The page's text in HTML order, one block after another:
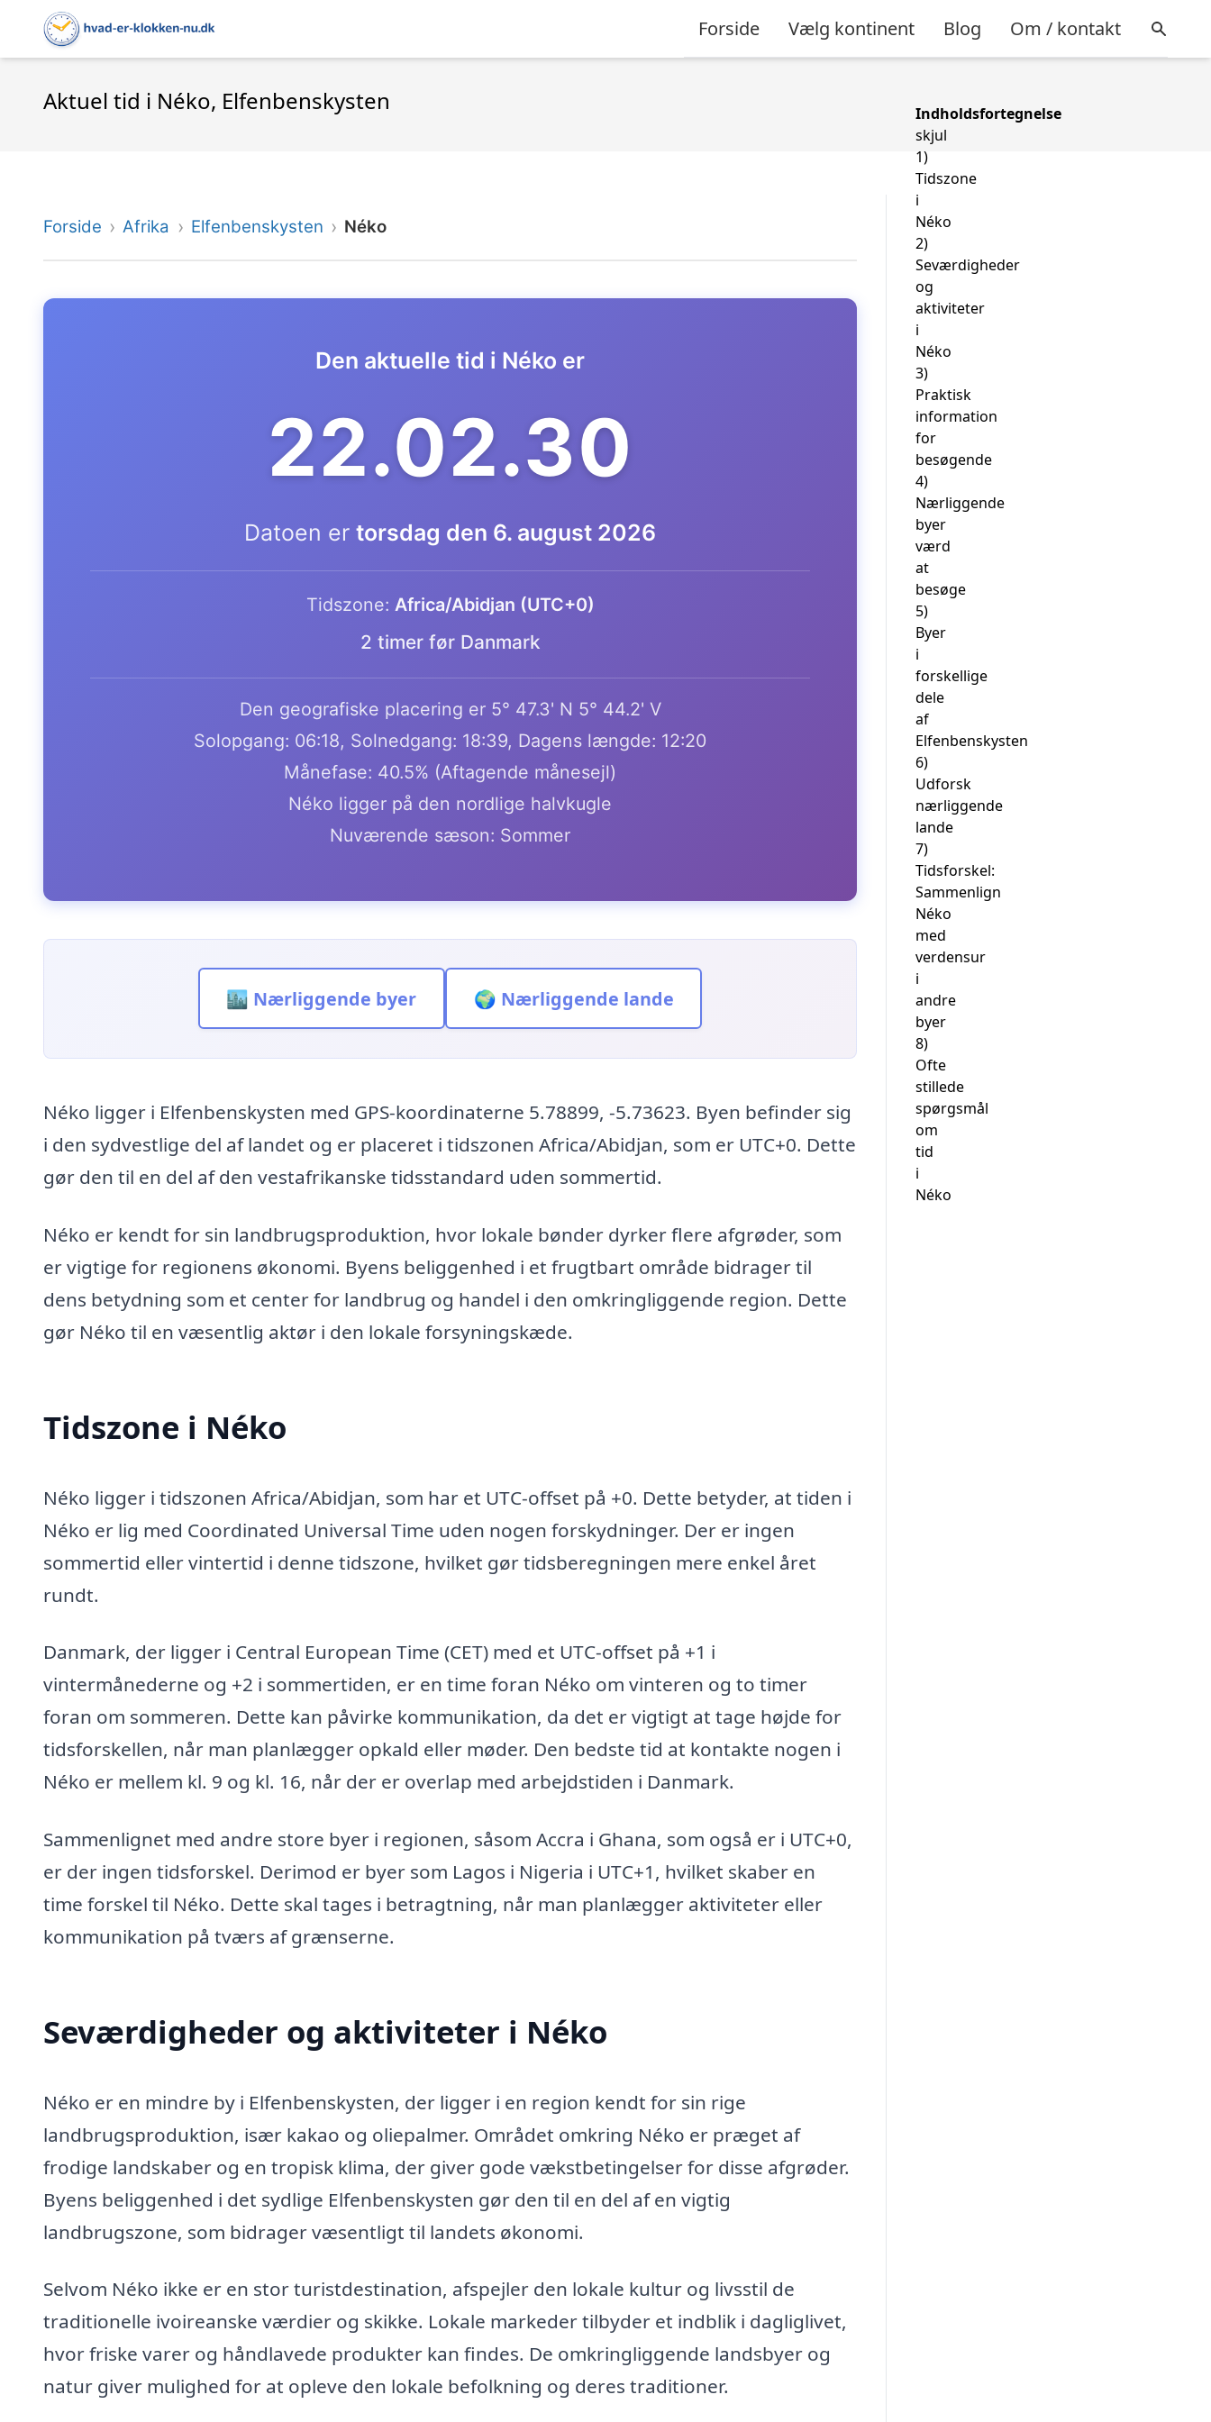
Forside Vælg kontinent Blog Om / kontakt
Aktuel tid i Néko, Elfenbenskysten
Forside Afrika Elfenbenskysten Néko
Den aktuelle tid i Néko er
22.02.30
Datoen er torsdag den 6. august 2026
Tidszone: Africa/Abidjan (UTC+0)
2 timer før Danmark
Den geografiske placering er 5° 47.3' N 5° 44.2' V
Solopgang: 06:18, Solnedgang: 18:39, Dagens længde: 12:20
Månefase: 40.5% (Aftagende månesejl)
Néko ligger på den nordlige halvkugle
Nuværende sæson: Sommer
🏙️ Nærliggende byer 🌍 Nærliggende lande
Néko ligger i Elfenbenskysten med GPS-koordinaterne 5.78899, -5.73623. Byen befinder sig
i den sydvestlige del af landet og er placeret i tidszonen Africa/Abidjan, som er UTC+0. Dette
gør den til en del af den vestafrikanske tidsstandard uden sommertid.
Néko er kendt for sin landbrugsproduktion, hvor lokale bønder dyrker flere afgrøder, som
er vigtige for regionens økonomi. Byens beliggenhed i et frugtbart område bidrager til
dens betydning som et center for landbrug og handel i den omkringliggende region. Dette
gør Néko til en væsentlig aktør i den lokale forsyningskæde.
Tidszone i Néko
Néko ligger i tidszonen Africa/Abidjan, som har et UTC-offset på +0. Dette betyder, at tiden i
Néko er lig med Coordinated Universal Time uden nogen forskydninger. Der er ingen
sommertid eller vintertid i denne tidszone, hvilket gør tidsberegningen mere enkel året
rundt.
Danmark, der ligger i Central European Time (CET) med et UTC-offset på +1 i
vintermånederne og +2 i sommertiden, er en time foran Néko om vinteren og to timer
foran om sommeren. Dette kan påvirke kommunikation, da det er vigtigt at tage højde for
tidsforskellen, når man planlægger opkald eller møder. Den bedste tid at kontakte nogen i
Néko er mellem kl. 9 og kl. 16, når der er overlap med arbejdstiden i Danmark.
Sammenlignet med andre store byer i regionen, såsom Accra i Ghana, som også er i UTC+0,
er der ingen tidsforskel. Derimod er byer som Lagos i Nigeria i UTC+1, hvilket skaber en
time forskel til Néko. Dette skal tages i betragtning, når man planlægger aktiviteter eller
kommunikation på tværs af grænserne.
Seværdigheder og aktiviteter i Néko
Néko er en mindre by i Elfenbenskysten, der ligger i en region kendt for sin rige
landbrugsproduktion, især kakao og oliepalmer. Området omkring Néko er præget af
frodige landskaber og en tropisk klima, der giver gode vækstbetingelser for disse afgrøder.
Byens beliggenhed i det sydlige Elfenbenskysten gør den til en del af en vigtig
landbrugszone, som bidrager væsentligt til landets økonomi.
Selvom Néko ikke er en stor turistdestination, afspejler den lokale kultur og livsstil de
traditionelle ivoireanske værdier og skikke. Lokale markeder tilbyder et indblik i dagliglivet,
hvor friske varer og håndlavede produkter kan findes. De omkringliggende landsbyer og
natur giver mulighed for at opleve den lokale befolkning og deres traditioner.
Indholdsfortegnelse
skjul
1)
Tidszone
i
Néko
2)
Seværdigheder
og
aktiviteter
i
Néko
3)
Praktisk
information
for
besøgende
4)
Nærliggende
byer
værd
at
besøge
5)
Byer
i
forskellige
dele
af
Elfenbenskysten
6)
Udforsk
nærliggende
lande
7)
Tidsforskel:
Sammenlign
Néko
med
verdensur
i
andre
byer
8)
Ofte
stillede
spørgsmål
om
tid
i
Néko